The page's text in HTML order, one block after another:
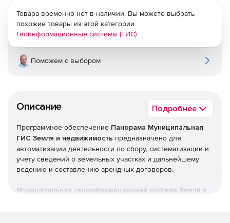
Описание Подробнее
Программное обеспечение Панорама Муниципальная
ГИС Земля и недвижимость предназначено для
автоматизации деятельности по сбору, систематизации и
учету сведений о земельных участках и дальнейшему
ведению и составлению арендных договоров.
Муниципальная геоинформационная система Земля и
Товара временно нет в наличии. Вы можете выбрать
похожие товары из этой категории
Геоинформационные системы (ГИС)
Поможем с выбором